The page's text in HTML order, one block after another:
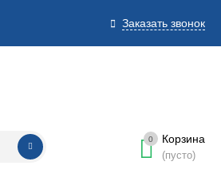
Заказать звонок
0 Корзина
(пусто)